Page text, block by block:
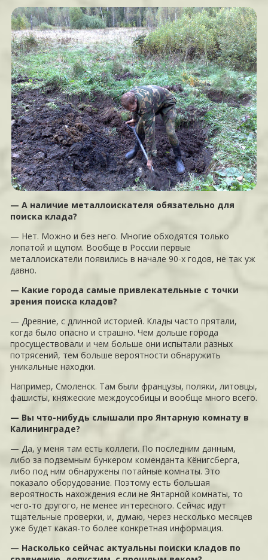
— А наличие металлоискателя обязательно для
поиска клада?
— Нет. Можно и без него. Многие обходятся только
лопатой и щупом. Вообще в России первые
металлоискатели появились в начале 90-х годов, не так уж
давно.
— Какие города самые привлекательные с точки
зрения поиска кладов?
— Древние, с длинной историей. Клады часто прятали,
когда было опасно и страшно. Чем дольше города
просуществовали и чем больше они испытали разных
потрясений, тем больше вероятности обнаружить
уникальные находки.
Например, Смоленск. Там были французы, поляки, литовцы,
фашисты, княжеские междоусобицы и вообще много всего.
— Вы что-нибудь слышали про Янтарную комнату в
Калининграде?
— Да, у меня там есть коллеги. По последним данным,
либо за подземным бункером коменданта Кёнигсберга,
либо под ним обнаружены потайные комнаты. Это
показало оборудование. Поэтому есть большая
вероятность нахождения если не Янтарной комнаты, то
чего-то другого, не менее интересного. Сейчас идут
тщательные проверки, и, думаю, через несколько месяцев
уже будет какая-то более конкретная информация.
— Насколько сейчас актуальны поиски кладов по